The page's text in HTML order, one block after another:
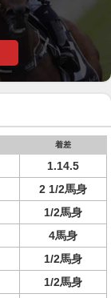
着差
1.14.5
2 1/2馬身
1/2馬身
4馬身
1/2馬身
1/2馬身